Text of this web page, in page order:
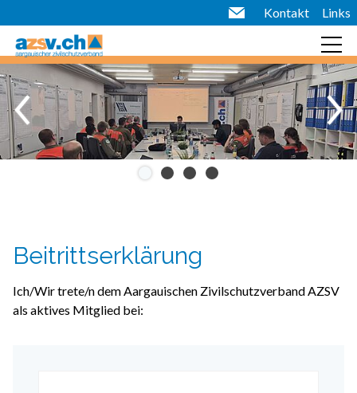
Links
Kontakt
Beitrittserklärung
Ich/Wir trete/n dem Aargauischen Zivilschutzverband AZSV
als aktives Mitglied bei: